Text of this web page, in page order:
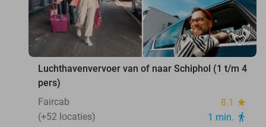
favorite_border
Luchthavenvervoer van of naar Schiphol (1 t/m 4
pers)
Faircab
8.1 star
(+52 locaties) 1 min. directions_walk